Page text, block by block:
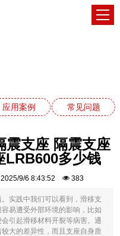
应用案例 常见问题
震支座 隔震支座
LRB600多少钱
2025/9/6 8:43:52 383
实践中我们可以看到，滑移支
易遭受外部环境的影响，比如
引起滑移材料开裂等病害。通
大的差异性，而且支座自身质